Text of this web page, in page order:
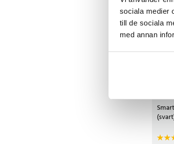
sociala medier
till de sociala
med annan